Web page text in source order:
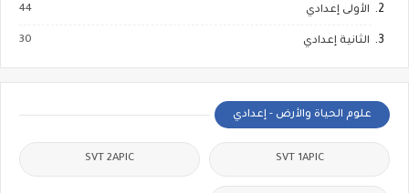
الأولى إعدادي 44
الثانية إعدادي 30
علوم الحياة والأرض - إعدادي
SVT 1APIC
SVT 2APIC